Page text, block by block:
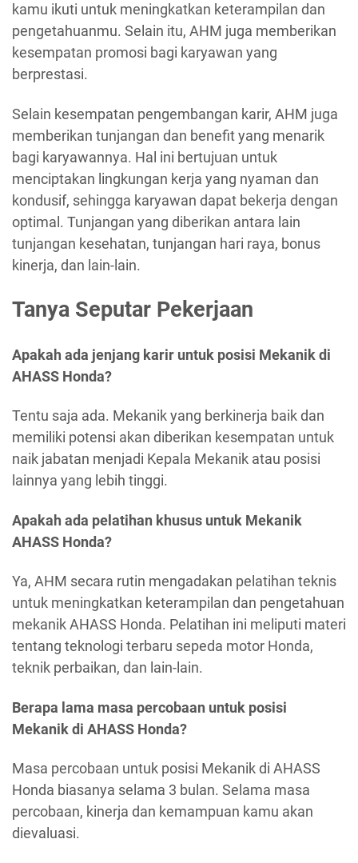
kamu ikuti untuk meningkatkan keterampilan dan
pengetahuanmu. Selain itu, AHM juga memberikan
kesempatan promosi bagi karyawan yang
berprestasi.
Selain kesempatan pengembangan karir, AHM juga
memberikan tunjangan dan benefit yang menarik
bagi karyawannya. Hal ini bertujuan untuk
menciptakan lingkungan kerja yang nyaman dan
kondusif, sehingga karyawan dapat bekerja dengan
optimal. Tunjangan yang diberikan antara lain
tunjangan kesehatan, tunjangan hari raya, bonus
kinerja, dan lain-lain.
Tanya Seputar Pekerjaan
Apakah ada jenjang karir untuk posisi Mekanik di
AHASS Honda?
Tentu saja ada. Mekanik yang berkinerja baik dan
memiliki potensi akan diberikan kesempatan untuk
naik jabatan menjadi Kepala Mekanik atau posisi
lainnya yang lebih tinggi.
Apakah ada pelatihan khusus untuk Mekanik
AHASS Honda?
Ya, AHM secara rutin mengadakan pelatihan teknis
untuk meningkatkan keterampilan dan pengetahuan
mekanik AHASS Honda. Pelatihan ini meliputi materi
tentang teknologi terbaru sepeda motor Honda,
teknik perbaikan, dan lain-lain.
Berapa lama masa percobaan untuk posisi
Mekanik di AHASS Honda?
Masa percobaan untuk posisi Mekanik di AHASS
Honda biasanya selama 3 bulan. Selama masa
percobaan, kinerja dan kemampuan kamu akan
dievaluasi.